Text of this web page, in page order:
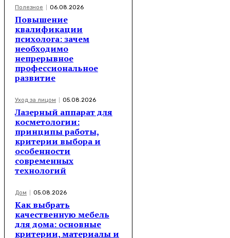
Полезное 06.08.2026
Повышение
квалификации
психолога: зачем
необходимо
непрерывное
профессиональное
развитие
Уход за лицом 05.08.2026
Лазерный аппарат для
косметологии:
принципы работы,
критерии выбора и
особенности
современных
технологий
Дом 05.08.2026
Как выбрать
качественную мебель
для дома: основные
критерии, материалы и